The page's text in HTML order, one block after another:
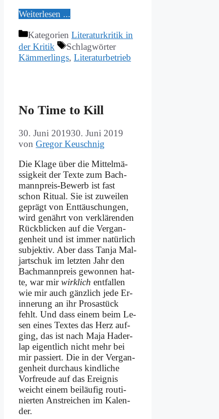
Wei­ter­le­sen ...
Kategorien Literaturkritik in
der Kritik
Schlagwörter
Kämmerlings, Literaturbetrieb
No Time to Kill
30. Juni 201930. Juni 2019
von Gregor Keuschnig
Die Kla­ge über die Mit­tel­mä­
ssig­keit der Tex­te zum Bach­
mann­preis-Be­werb ist fast
schon Ri­tu­al. Sie ist zu­wei­len
ge­prägt von Ent­täu­schun­gen,
wird ge­nährt von ver­klä­ren­den
Rück­blicken auf die Ver­gan­
gen­heit und ist im­mer na­tür­lich
sub­jek­tiv. Aber dass Tan­ja Mal­
jart­schuk im letz­ten Jahr den
Bach­mann­preis ge­won­nen hat­
te, war mirwirk­lich ent­fal­len
wie mir auch gänz­lich je­de Er­
in­ne­rung an ihr Pro­sa­stück
fehlt. Und dass ei­nem beim Le­
sen ei­nes Tex­tes das Herz auf­
ging, das ist nach Ma­ja Ha­der­
lap ei­gent­lich nicht mehr bei
mir pas­siert. Die in der Ver­gan­
gen­heit durch­aus kind­li­che
Vor­freu­de auf das Er­eig­nis
weicht ei­nem bei­läu­fig rou­ti­
nier­ten An­strei­chen im Ka­len­
der.